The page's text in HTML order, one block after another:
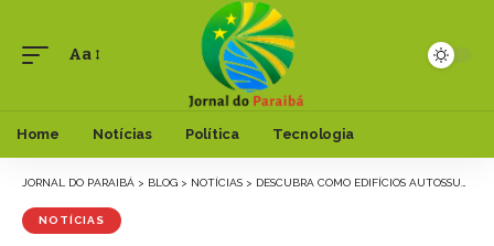
Aa
Home Notícias Política Tecnologia
JORNAL DO PARAIBÁ > BLOG > NOTÍCIAS > DESCUBRA COMO EDIFÍCIOS AUTOSSUFICIENTES PODEM REVOLUCIONAR SUA CIDADE COM MICRO-REDES ENERGÉTICAS!
NOTÍCIAS